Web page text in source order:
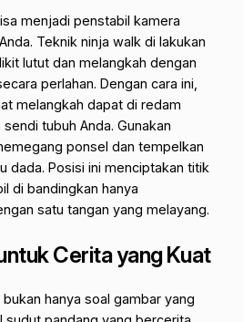
menjadi penstabil kamera
Teknik ninja walkdi lakukan
lutut dan melangkah dengan
perlahan. Dengan cara ini,
melangkah dapat di redam
tubuh Anda. Gunakan
ponsel dan tempelkan
dada. Posisi ini menciptakan titik
di bandingkan hanya
satu tangan yang melayang.
Cerita yang Kuat
hanya soal gambar yang